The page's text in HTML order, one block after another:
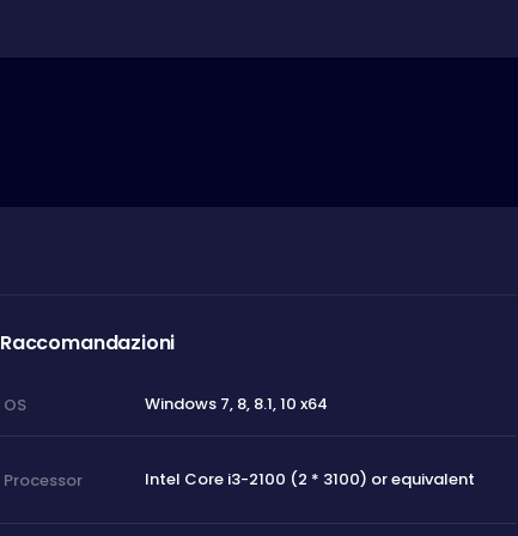
Raccomandazioni
OS Windows 7, 8, 8.1, 10 x64
Processor Intel Core i3-2100 (2 * 3100) or equivalent